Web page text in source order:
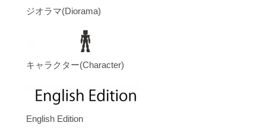
ジオラマ(Diorama)
キャラクター(Character)
English Edition